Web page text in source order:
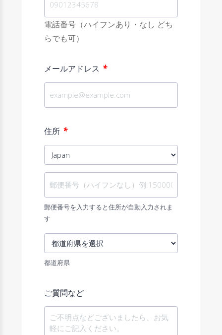
電話番号（ハイフンあり・なし どち
らでも可）
メールアドレス *
住所 *
郵便番号を入力すると住所が自動入力されま
す
都道府県
ご質問など